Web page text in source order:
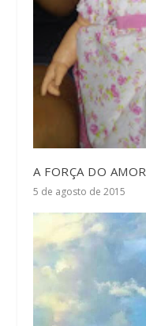
A FORÇA DO AMOR
5 de agosto de 2015